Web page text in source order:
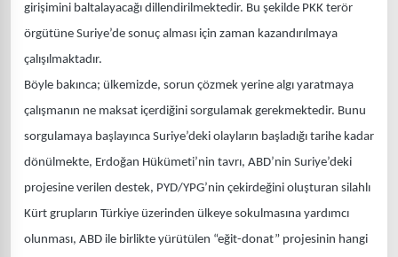
girişimini baltalayacağı dillendirilmektedir. Bu şekilde PKK terör
örgütüne Suriye’de sonuç alması için zaman kazandırılmaya
çalışılmaktadır.
Böyle bakınca; ülkemizde, sorun çözmek yerine algı yaratmaya
çalışmanın ne maksat içerdiğini sorgulamak gerekmektedir. Bunu
sorgulamaya başlayınca Suriye’deki olayların başladığı tarihe kadar
dönülmekte, Erdoğan Hükümeti’nin tavrı, ABD’nin Suriye’deki
projesine verilen destek, PYD/YPG’nin çekirdeğini oluşturan silahlı
Kürt grupların Türkiye üzerinden ülkeye sokulmasına yardımcı
olunması, ABD ile birlikte yürütülen “eğit-donat” projesinin hangi